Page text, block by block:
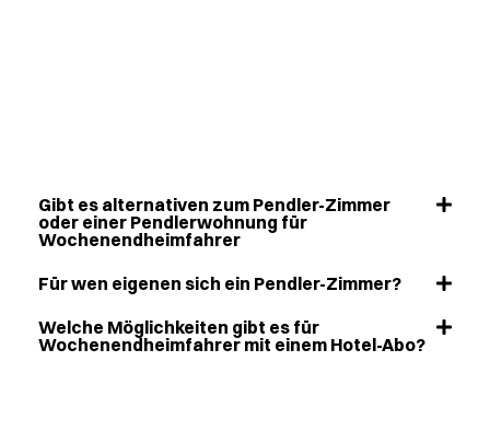
Gibt es alternativen zum Pendler-Zimmer
oder einer Pendlerwohnung für
Wochenendheimfahrer
Für wen eigenen sich ein Pendler-Zimmer?
Welche Möglichkeiten gibt es für
Wochenendheimfahrer mit einem Hotel-Abo?